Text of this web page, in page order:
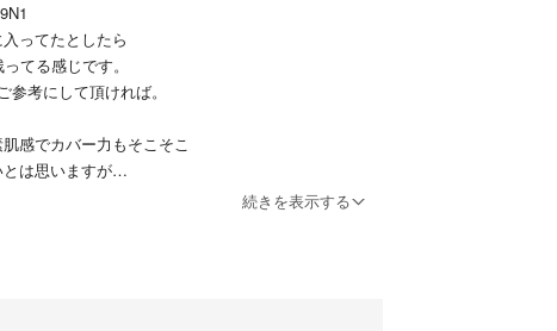
ってたとしたら
てる感じです。
参考にして頂ければ。
感でカバー力もそこそこ
は思いますが
違う毛穴落ちしづらいファンデーションに出会った
続きを表示する